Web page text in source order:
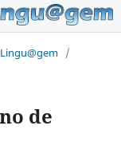
/
de